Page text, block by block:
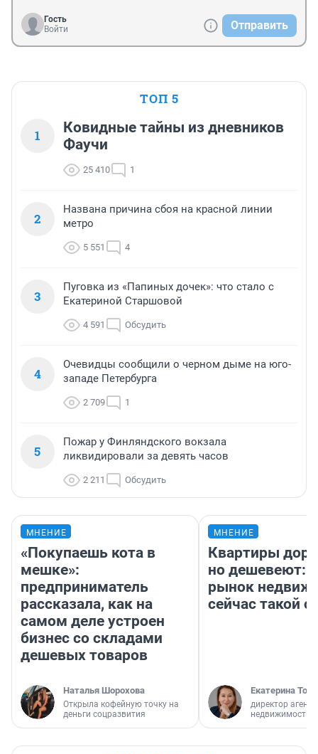
Гость
Войти
Отправить
ТОП 5
1
Ковидные тайны из дневников
Фаучи
25 410 1
2
Названа причина сбоя на красной линии
метро
5 551 4
3
Пуговка из «Папиных дочек»: что стало с
Екатериной Старшовой
4 591 Обсудить
4
Очевидцы сообщили о черном дыме на юго-
западе Петербурга
2 709 1
5
Пожар у Финляндского вокзала
ликвидировали за девять часов
2 211 Обсудить
МНЕНИЕ
«Покупаешь кота в
мешке»:
предприниматель
рассказала, как на
самом деле устроен
бизнес со складами
дешевых товаров
Наталья Шорохова
Открыла кофейную точку на
деньги соцразвития
МНЕНИЕ
Квартиры
но дешевеют:
рынок
сейчас такой
Екатерина
директор
недвижимости